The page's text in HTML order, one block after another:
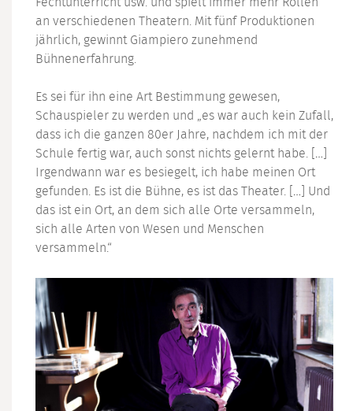
Fechtunterricht usw. und spielt immer mehr Rollen
an verschiedenen Theatern. Mit fünf Produktionen
jährlich, gewinnt Giampiero zunehmend
Bühnenerfahrung.
Es sei für ihn eine Art Bestimmung gewesen,
Schauspieler zu werden und „es war auch kein Zufall,
dass ich die ganzen 80er Jahre, nachdem ich mit der
Schule fertig war, auch sonst nichts gelernt habe. […]
Irgendwann war es besiegelt, ich habe meinen Ort
gefunden. Es ist die Bühne, es ist das Theater. […] Und
das ist ein Ort, an dem sich alle Orte versammeln,
sich alle Arten von Wesen und Menschen
versammeln.“